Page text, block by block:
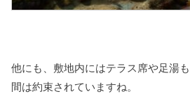
他にも、敷地内にはテラス席や足湯
間は約束されていますね。